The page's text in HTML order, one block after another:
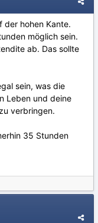
der hohen Kante.
möglich sein.
ab. Das sollte
sein, was die
Leben und deine
verbringen.
35 Stunden